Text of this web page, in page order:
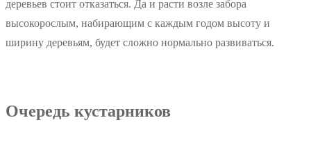
деревьев стоит отказаться. Да и расти возле забора
высокорослым, набирающим с каждым годом высоту и
ширину деревьям, будет сложно нормально развиваться.
Очередь кустарников